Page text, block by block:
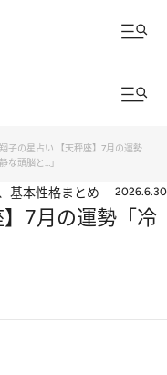
子の星占い 【天秤座】7月の運勢
静な頭脳と…」
基本性格まとめ 2026.6.30
7月の運勢「冷